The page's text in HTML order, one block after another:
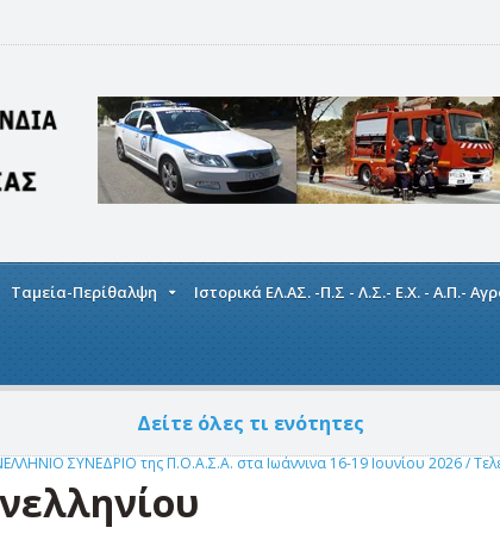
Ταμεία-Περίθαλψη Ιστορικά ΕΛ.ΑΣ. -Π.Σ - Λ.Σ.- Ε.Χ. - Α.Π.-
Δείτε όλες τι ενότητες
ΣΥΝΕΔΡΙΟ της Π.Ο.Α.Σ.Α. στα Ιωάννινα 16-19 Ιουνίου 2026/